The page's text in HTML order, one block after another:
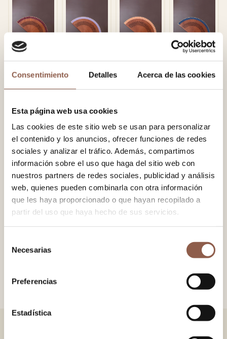
Consentimiento Detalles Acerca de las cookies
Esta página web usa cookies
Las cookies de este sitio web se usan para personalizar
el contenido y los anuncios, ofrecer funciones de redes
sociales y analizar el tráfico. Además, compartimos
información sobre el uso que haga del sitio web con
nuestros partners de redes sociales, publicidad y análisis
web, quienes pueden combinarla con otra información
que les haya proporcionado o que hayan recopilado a
partir del uso que haya hecho de sus servicios.
Necesarias
Preferencias
Estadística
− + SELECT AN OPTION